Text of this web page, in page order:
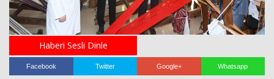
Haberi Sesli Dinle
Facebook Twitter Google+ Whatsapp